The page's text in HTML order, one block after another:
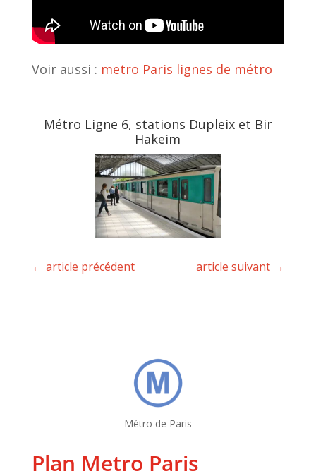
Voir aussi : metro Paris lignes de métro
Métro Ligne 6, stations Dupleix et Bir
Hakeim
← article précédent article suivant →
Métro de Paris
Plan Metro Paris